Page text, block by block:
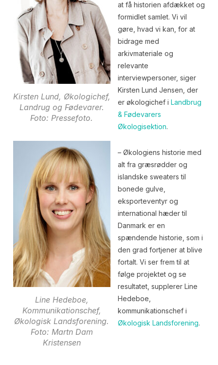
Kirsten Lund, Økologichef,
Landrug og Fødevarer.
Foto: Pressefoto.
Line Hedeboe,
Kommunikationschef,
Økologisk Landsforening.
Foto: Martn Dam
Kristensen
at få historien afdækket og
formidlet samlet. Vi vil
gøre, hvad vi kan, for at
bidrage med
arkivmateriale og
relevante
interviewpersoner, siger
Kirsten Lund Jensen, der
er økologichef i Landbrug
& Fødevarers
Økologisektion.
– Økologiens historie med
alt fra græsrødder og
islandske sweaters til
bonede gulve,
eksporteventyr og
international hæder til
Danmark er en
spændende historie, som i
den grad fortjener at blive
fortalt. Vi ser frem til at
følge projektet og se
resultatet, supplerer Line
Hedeboe,
kommunikationschef i
Økologisk Landsforening.